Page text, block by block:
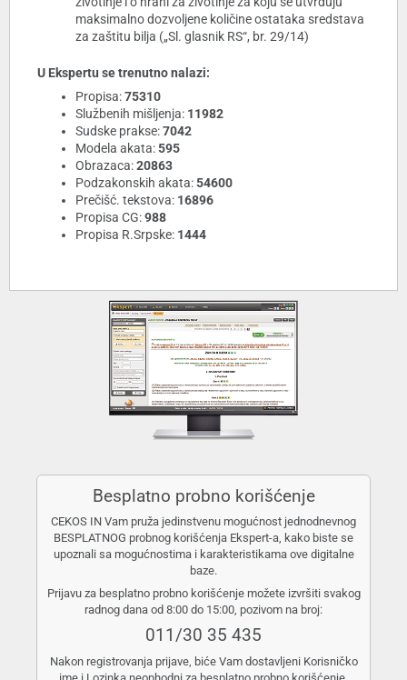
maksimalno dozvoljene količine ostataka sredstava
za zaštitu bilja („Sl. glasnik RS“, br. 29/14)
U Ekspertu se trenutno nalazi:
Propisa:75310
Službenih mišljenja: 11982
Sudske prakse:7042
Modela akata:595
Obrazaca:20863
Podzakonskih akata:54600
Prečišć. tekstova: 16896
Propisa CG:988
Propisa R.Srpske: 1444
Besplatno probno korišćenje
CEKOS IN Vam pruža jedinstvenu mogućnost jednodnevnog
BESPLATNOG probnog korišćenja Ekspert-a, kako biste se
upoznali sa mogućnostima i karakteristikama ove digitalne
baze.
Prijavu za besplatno probno korišćenje možete izvršiti svakog
radnog dana od 8:00 do 15:00, pozivom na broj:
011/30 35 435
Nakon registrovanja prijave, biće Vam dostavljeni Korisničko